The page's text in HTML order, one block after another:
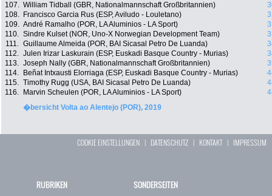
107. William Tidball (GBR, Nationalmannschaft Großbritannien)
108.
Francisco Garcia Rus (ESP, Aviludo - Louletano)
109. André Ramalho (POR, LA Aluminios - LA Sport)
110. Sindre Kulset (NOR, Uno-X Norwegian Development Team)
111. Guillaume Almeida (POR, BAI Sicasal Petro De Luanda)
112. Julen Irizar Laskurain (ESP, Euskadi Basque Country - Murias)
113. Joseph Nally (GBR, Nationalmannschaft Großbritannien)
114.
Beñat Intxausti Elorriaga (ESP, Euskadi Basque Country - Murias)
115. Timothy Rugg (USA, BAI Sicasal Petro De Luanda)
116.
Marvin Scheulen (POR, LA Aluminios - LA Sport)
�bersicht Volta ao Alentejo (POR), 2019
COOKIE EINSTELLUNGEN | DATENSCHUTZ | KONTAKT| IMPRESSUM
RUBRIKEN SONDERSEITEN